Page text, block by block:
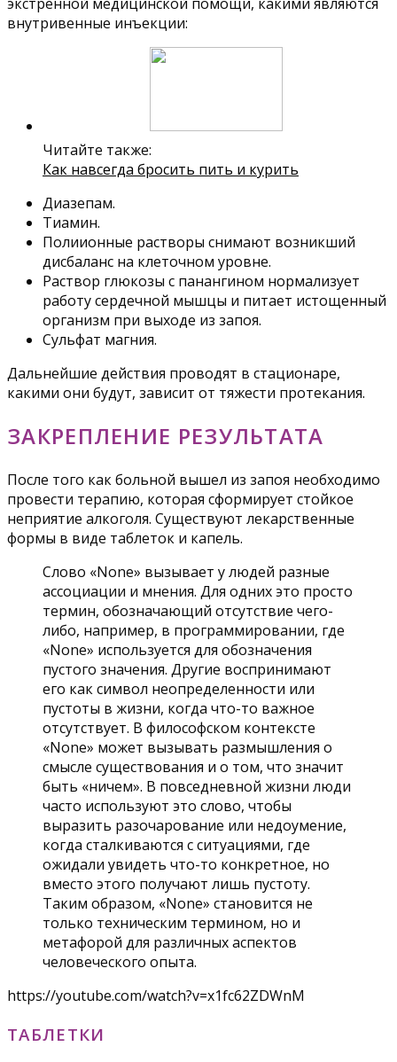
экстренной медицинской помощи, какими являются
внутривенные инъекции:
Читайте также:
Как навсегда бросить пить и курить
Диазепам.
Тиамин.
Полиионные растворы снимают возникший
дисбаланс на клеточном уровне.
Раствор глюкозы с панангином нормализует
работу сердечной мышцы и питает истощенный
организм при выходе из запоя.
Сульфат магния.
Дальнейшие действия проводят в стационаре,
какими они будут, зависит от тяжести протекания.
ЗАКРЕПЛЕНИЕ РЕЗУЛЬТАТА
После того как больной вышел из запоя необходимо
провести терапию, которая сформирует стойкое
неприятие алкоголя. Существуют лекарственные
формы в виде таблеток и капель.
Слово «None» вызывает у людей разные
ассоциации и мнения. Для одних это просто
термин, обозначающий отсутствие чего-
либо, например, в программировании, где
«None» используется для обозначения
пустого значения. Другие воспринимают
его как символ неопределенности или
пустоты в жизни, когда что-то важное
отсутствует. В философском контексте
«None» может вызывать размышления о
смысле существования и о том, что значит
быть «ничем». В повседневной жизни люди
часто используют это слово, чтобы
выразить разочарование или недоумение,
когда сталкиваются с ситуациями, где
ожидали увидеть что-то конкретное, но
вместо этого получают лишь пустоту.
Таким образом, «None» становится не
только техническим термином, но и
метафорой для различных аспектов
человеческого опыта.
https://youtube.com/watch?v=x1fc62ZDWnM
ТАБЛЕТКИ